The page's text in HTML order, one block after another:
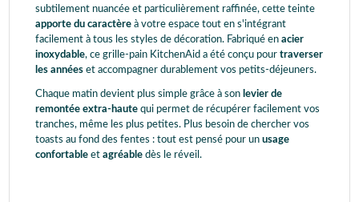
subtilement nuancée et particulièrement raffinée, cette teinte
apporte du caractère à votre espace tout en s'intégrant
facilement à tous les styles de décoration. Fabriqué en acier
inoxydable, ce grille-pain KitchenAid a été conçu pour traverser
les années et accompagner durablement vos petits-déjeuners.
Chaque matin devient plus simple grâce à son levier de
remontée extra-haute qui permet de récupérer facilement vos
tranches, même les plus petites. Plus besoin de chercher vos
toasts au fond des fentes : tout est pensé pour un usage
confortable et agréable dès le réveil.